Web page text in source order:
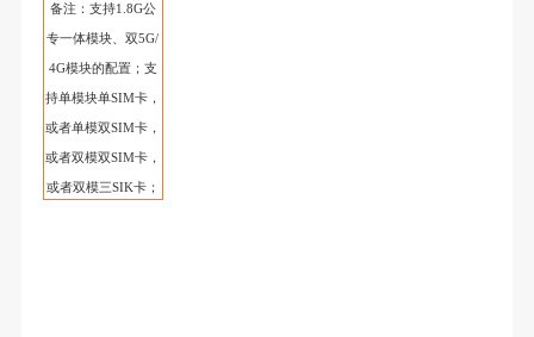
备注：支持1.8G公
专一体模块、双5G/
4G模块的配置； 支
持单模块单SIM卡，
或者单模双SIM卡，
或者双模双SIM卡，
或者双模三SIK卡；